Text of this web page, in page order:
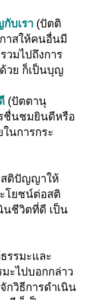
บเรา (ปัตติ
าสให้คนอื่นมี
วมไปถึงการ
วย ก็เป็นบุญ
(ปัตตานุ
ชื่นชมยินดีหรือ
นการกระ
สติปัญญาให้
โยชน์ต่อสติ
นชีวิตที่ดี เป็น
รรมะและ
ะไปบอกกล่าว
กวิธีการดำเนิน